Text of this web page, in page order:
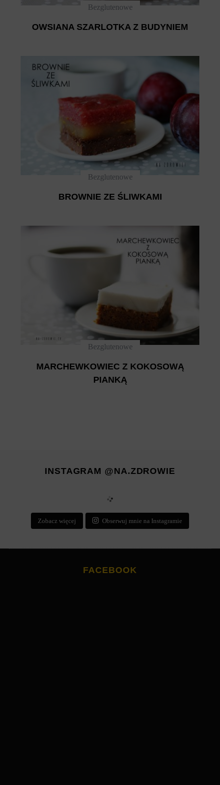
Bezglutenowe
OWSIANA SZARLOTKA Z BUDYNIEM
Bezglutenowe
BROWNIE ZE ŚLIWKAMI
Bezglutenowe
MARCHEWKOWIEC Z KOKOSOWĄ
PIANKĄ
INSTAGRAM @NA.ZDROWIE
Zobacz więcej Obserwuj mnie na Instagramie
FACEBOOK